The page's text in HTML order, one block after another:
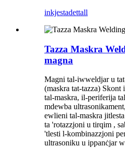
inkjestadettall
Tazza Maskra
magna
Magni tal-iwweldjar u
(maskra tat-tazza)
tal-maskra, il-periferija
mdewba
ewlieni tal-maskra
ta 'rotazzjoni u tirqim ,
'tlesti l-kombinazzjoni
ultrasoniku u ippanċjar